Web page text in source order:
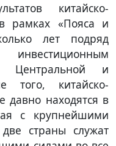
китайско-
в рамках «Пояса и
лет подряд
Центральной и
того, китайско-
давно находятся в
с крупнейшими
страны служат